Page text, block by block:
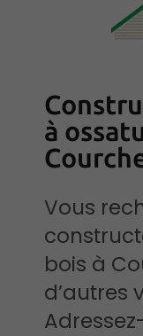
à
Vous
bois à
d’autres